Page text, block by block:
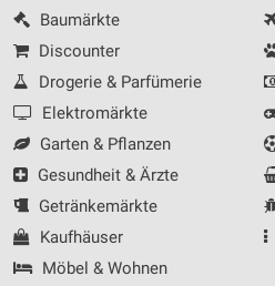
Baumärkte
Discounter
Drogerie & Parfümerie
Elektromärkte
Garten & Pflanzen
Gesundheit & Ärzte
Getränkemärkte
Kaufhäuser
Möbel & Wohnen